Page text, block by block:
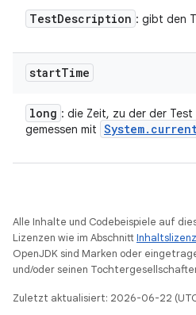
TestDescription : gibt den
startTime
long : die Zeit, zu der der
gemessen mit System.
Alle Inhalte und Codebeispiele auf
Lizenzen wie im AbschnittInhaltslizenz
OpenJDK sind Marken oder
und/oder seinen
Zuletzt aktualisiert: 2026-06-22